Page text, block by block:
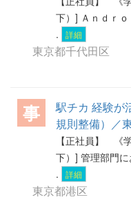
下）] Ａｎｄｒ
.
詳細
東京都千代田区
事
駅チカ 経験が
規則整備）／
【正社員】 《
下）] 管理部門
.
詳細
東京都港区